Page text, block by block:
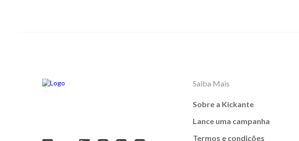
Saiba Mais
Sobre a Kickante
Lance uma campanha
Termos e condições